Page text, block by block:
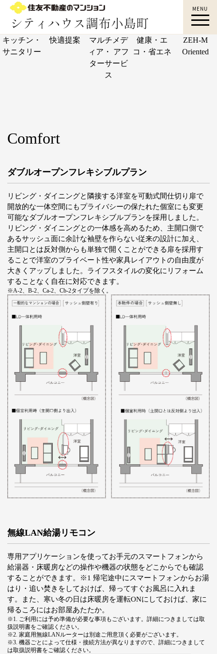
調布駅徒歩5分｜シティハウス調布小島町｜調
布 新築マンション｜アクセス｜すみふ調布｜
MENU
キッチン・
サニタリー
快適提案
マルチメデ
ィア・
アフ
ターサービ
ス
健康・エ
コ・省エネ
ZEH-M
Oriented
Comfort
ダブルオープンフレキシブルプラン
リビング・ダイニングと隣接する洋室を可動式間仕切り扉で
開放的な一体空間にもプライバシーの保たれた個室にも変更
可能なダブルオープンフレキシブルプランを採用しました。
リビング・ダイニングとの一体感を高めるため、主開口側で
あるサッシュ面に余計な袖壁を作らない従来の設計に加え、
主開口とは反対側からも単独で開くことができる扉を採用す
ることで洋室のプライベート性や家具レイアウトの自由度が
大きくアップしました。ライフスタイルの変化にリフォーム
することなく自在に対応できます。
※A-2、B-2、Ca-2、Cb-2タイプを除く。
無線LAN給湯リモコン
専用アプリケーションを使ってお手元のスマートフォンから
給湯器・床暖房などの操作や機器の状態をどこからでも確認
することができます。※1 帰宅途中にスマートフォンからお湯
はり・追い焚きをしておけば、帰ってすぐお風呂に入れま
す。また、寒い冬の日は床暖房を運転ONにしておけば、家に
帰るころにはお部屋あたたか。
※1. ご利用には予め準備が必要な事項もございます。詳細につきましては取
扱説明書をご確認ください。
※2. 家庭用無線LANルーターは別途ご用意頂く必要がございます。
※3. 機器ごとによって仕様・接続方法が異なりますので、詳細につきまして
は取扱説明書をご確認ください。